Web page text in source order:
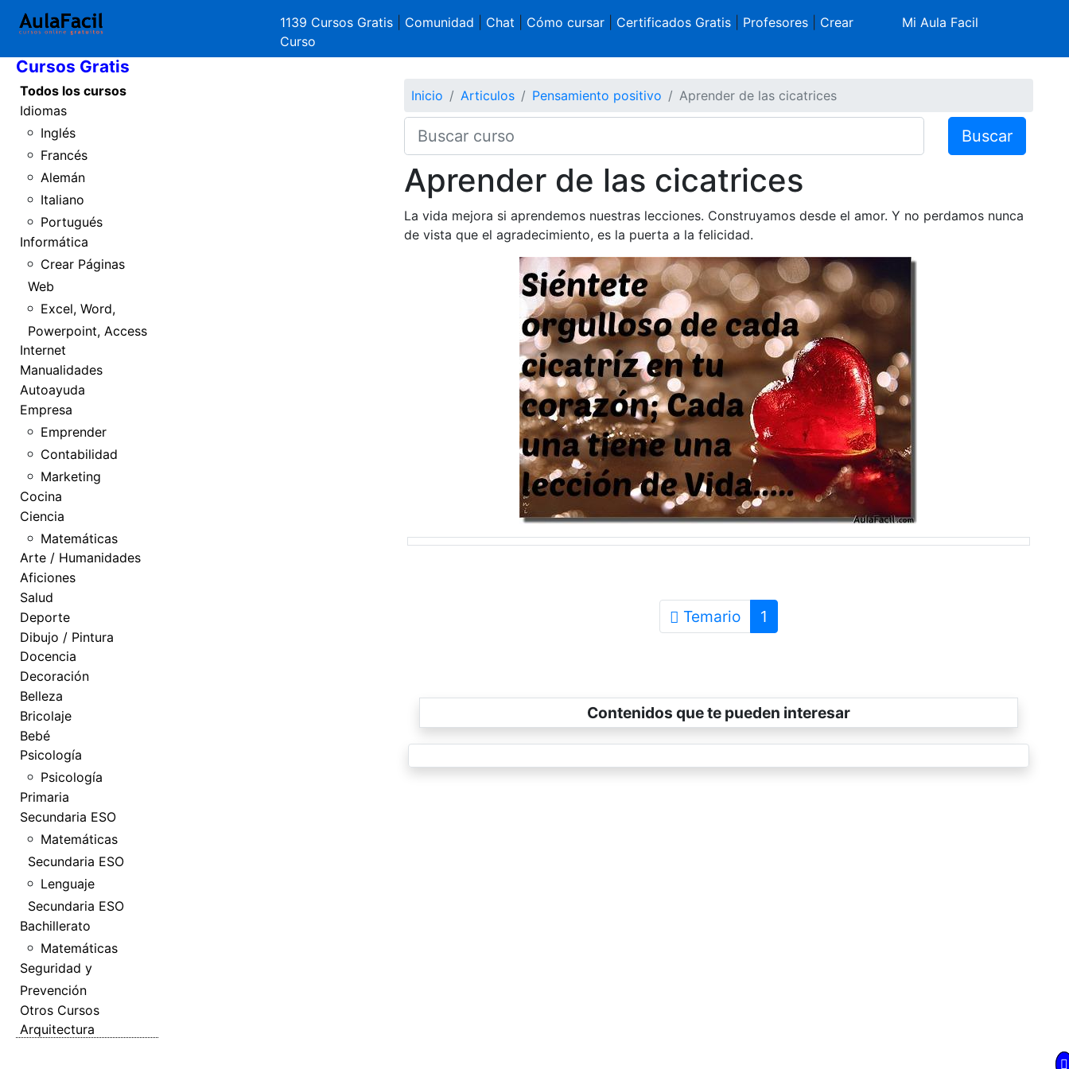
1139 Cursos Gratis Comunidad Chat Cómo cursar| Certificados Gratis| Profesores| Crear
Curso
Mi Aula Facil
Inicio
Cursos Gratis
Todos los cursos
Idiomas
Inglés
Francés
Alemán
Italiano
Portugués
Informática
Crear Páginas
Web
Excel, Word,
Powerpoint, Access
Internet
Manualidades
Autoayuda
Empresa
Emprender
Contabilidad
Marketing
Cocina
Ciencia
Matemáticas
Arte / Humanidades
Aficiones
Salud
Deporte
Dibujo / Pintura
Docencia
Decoración
Belleza
Bricolaje
Bebé
Psicología
Psicología
Primaria
Secundaria ESO
Matemáticas
Secundaria ESO
Lenguaje
Secundaria ESO
Bachillerato
Matemáticas
Seguridad y
Prevención
Otros Cursos
Arquitectura
Inicio Articulos Pensamiento positivo Aprender de las cicatrices
Buscar
Aprender de las cicatrices
La vida mejora si aprendemos nuestras lecciones. Construyamos desde el amor. Y no perdamos nunca
de vista que el agradecimiento, es la puerta a la felicidad.
Temario 1
Contenidos que te pueden interesar